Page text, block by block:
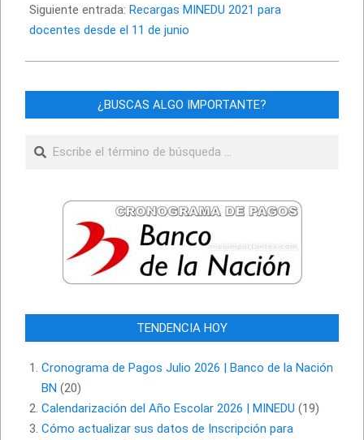
Siguiente entrada: Recargas MINEDU 2021 para
docentes desde el 11 de junio
¿BUSCAS ALGO IMPORTANTE?
TENDENCIA HOY
Cronograma de Pagos Julio 2026 | Banco de la Nación
BN (20)
Calendarización del Año Escolar 2026 | MINEDU (19)
Cómo actualizar sus datos de Inscripción para